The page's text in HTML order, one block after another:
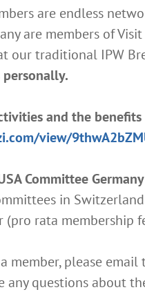
are endless
are members of
our traditional IPW
and the
view/
Committee
in
(pro rata membership
member, please
any questions about